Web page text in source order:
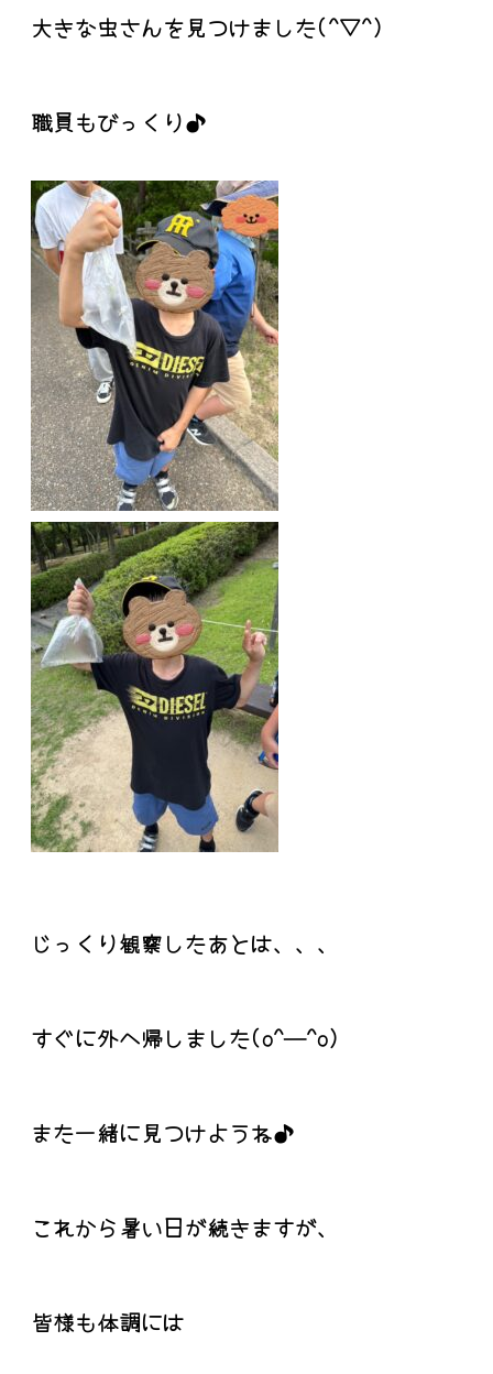
大きな虫さんを見つけました(^▽^)
職員もびっくり♪
じっくり観察したあとは、、、
すぐに外へ帰しました(o^―^o)
また一緒に見つけようね♪
これから暑い日が続きますが、
皆様も体調には